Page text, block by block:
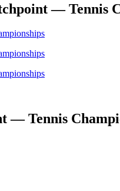
— Tennis
— Tennis